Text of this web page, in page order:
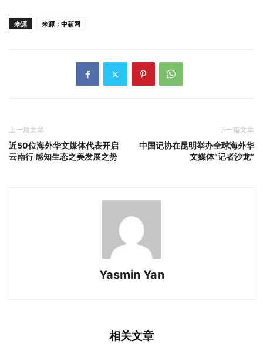
来源 来源：中新网
上一篇文章
近50位海外华文媒体代表开启
云南行 感知生态之美发展之势
下一篇文章
中国记协在昆明举办全球海外华
文媒体“记者沙龙”
Yasmin Yan
相关文章